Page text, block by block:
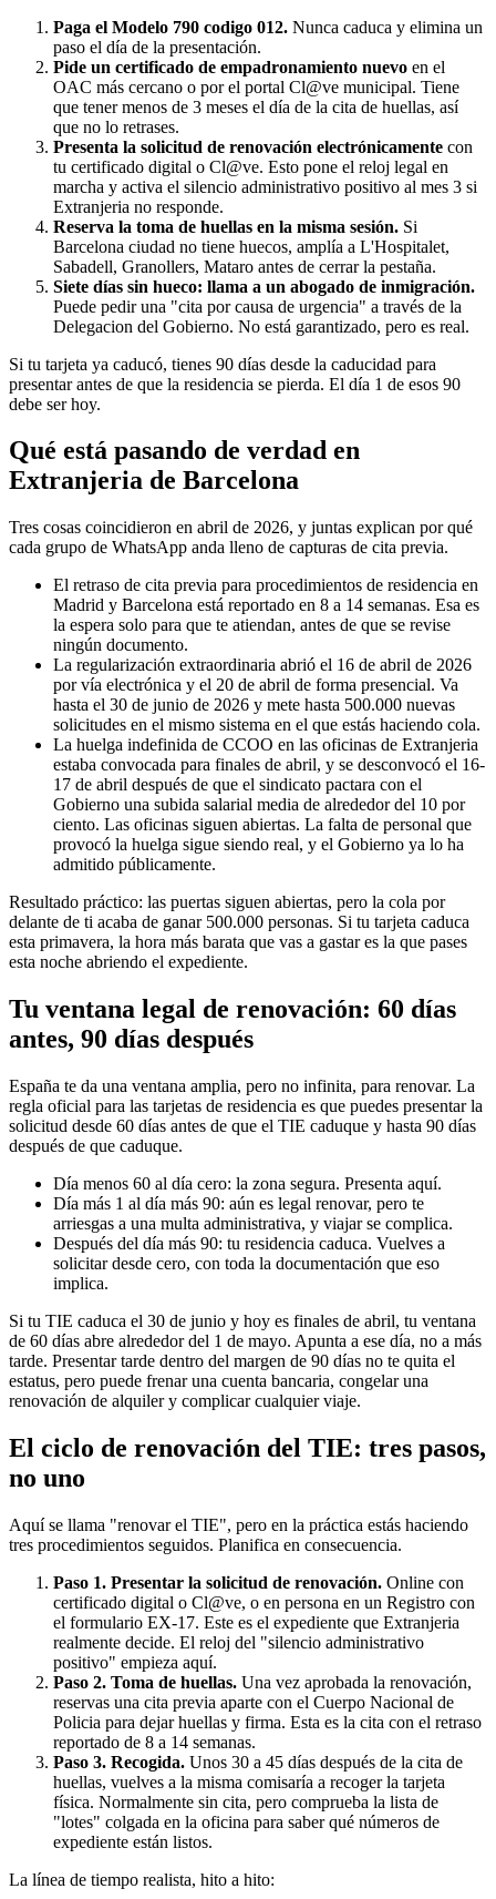
Paga el Modelo 790 codigo 012. Nunca caduca y elimina un
paso el día de la presentación.
Pide un certificado de empadronamiento nuevo en el
OAC más cercano o por el portal Cl@ve municipal. Tiene
que tener menos de 3 meses el día de la cita de huellas, así
que no lo retrases.
Presenta la solicitud de renovación electrónicamente con
tu certificado digital o Cl@ve. Esto pone el reloj legal en
marcha y activa el silencio administrativo positivo al mes 3 si
Extranjeria no responde.
Reserva la toma de huellas en la misma sesión. Si
Barcelona ciudad no tiene huecos, amplía a L'Hospitalet,
Sabadell, Granollers, Mataro antes de cerrar la pestaña.
Siete días sin hueco: llama a un abogado de inmigración.
Puede pedir una "cita por causa de urgencia" a través de la
Delegacion del Gobierno. No está garantizado, pero es real.
Si tu tarjeta ya caducó, tienes 90 días desde la caducidad para
presentar antes de que la residencia se pierda. El día 1 de esos 90
debe ser hoy.
Qué está pasando de verdad en
Extranjeria de Barcelona
Tres cosas coincidieron en abril de 2026, y juntas explican por qué
cada grupo de WhatsApp anda lleno de capturas de cita previa.
El retraso de cita previa para procedimientos de residencia en
Madrid y Barcelona está reportado en 8 a 14 semanas. Esa es
la espera solo para que te atiendan, antes de que se revise
ningún documento.
La regularización extraordinaria abrió el 16 de abril de 2026
por vía electrónica y el 20 de abril de forma presencial. Va
hasta el 30 de junio de 2026 y mete hasta 500.000 nuevas
solicitudes en el mismo sistema en el que estás haciendo cola.
La huelga indefinida de CCOO en las oficinas de Extranjeria
estaba convocada para finales de abril, y se desconvocó el 16-
17 de abril después de que el sindicato pactara con el
Gobierno una subida salarial media de alrededor del 10 por
ciento. Las oficinas siguen abiertas. La falta de personal que
provocó la huelga sigue siendo real, y el Gobierno ya lo ha
admitido públicamente.
Resultado práctico: las puertas siguen abiertas, pero la cola por
delante de ti acaba de ganar 500.000 personas. Si tu tarjeta caduca
esta primavera, la hora más barata que vas a gastar es la que pases
esta noche abriendo el expediente.
Tu ventana legal de renovación: 60 días
antes, 90 días después
España te da una ventana amplia, pero no infinita, para renovar. La
regla oficial para las tarjetas de residencia es que puedes presentar la
solicitud desde 60 días antes de que el TIE caduque y hasta 90 días
después de que caduque.
Día menos 60 al día cero: la zona segura. Presenta aquí.
Día más 1 al día más 90: aún es legal renovar, pero te
arriesgas a una multa administrativa, y viajar se complica.
Después del día más 90: tu residencia caduca. Vuelves a
solicitar desde cero, con toda la documentación que eso
implica.
Si tu TIE caduca el 30 de junio y hoy es finales de abril, tu ventana
de 60 días abre alrededor del 1 de mayo. Apunta a ese día, no a más
tarde. Presentar tarde dentro del margen de 90 días no te quita el
estatus, pero puede frenar una cuenta bancaria, congelar una
renovación de alquiler y complicar cualquier viaje.
El ciclo de renovación del TIE: tres pasos,
no uno
Aquí se llama "renovar el TIE", pero en la práctica estás haciendo
tres procedimientos seguidos. Planifica en consecuencia.
Paso 1. Presentar la solicitud de renovación. Online con
certificado digital o Cl@ve, o en persona en un Registro con
el formulario EX-17. Este es el expediente que Extranjeria
realmente decide. El reloj del "silencio administrativo
positivo" empieza aquí.
Paso 2. Toma de huellas. Una vez aprobada la renovación,
reservas una cita previa aparte con el Cuerpo Nacional de
Policia para dejar huellas y firma. Esta es la cita con el retraso
reportado de 8 a 14 semanas.
Paso 3. Recogida. Unos 30 a 45 días después de la cita de
huellas, vuelves a la misma comisaría a recoger la tarjeta
física. Normalmente sin cita, pero comprueba la lista de
"lotes" colgada en la oficina para saber qué números de
expediente están listos.
La línea de tiempo realista, hito a hito: